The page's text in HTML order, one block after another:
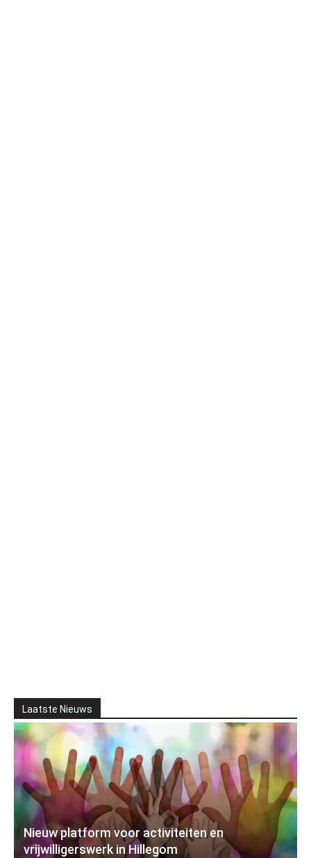
Laatste Nieuws
Nieuw platform voor activiteiten en
vrijwilligerswerk in Hillegom